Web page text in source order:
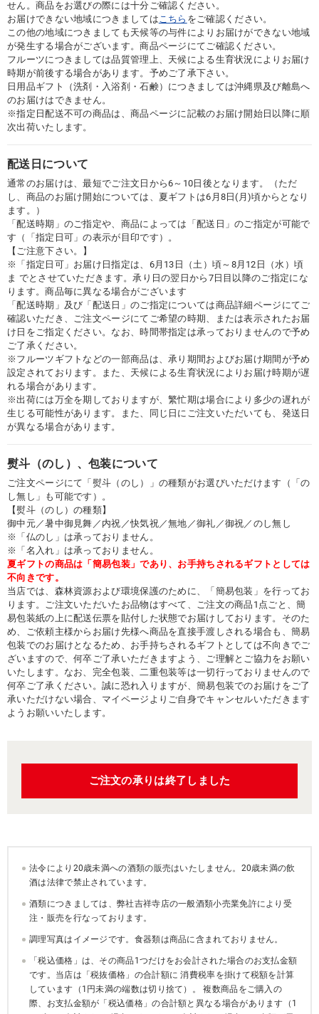
せん。商品をお選びの際には十分ご確認ください。
お届けできない地域につきましては こちら をご確認ください。
この他の地域につきましても天候等の与件によりお届けができない地域
が発生する場合がございます。商品ページにてご確認ください。
フルーツにつきましては品質管理上、天候による生育状況によりお届け
時期が前後する場合があります。予めご了承下さい。
日用品ギフト（洗剤・入浴剤・石鹸）につきましては沖縄県及び離島へ
のお届けはできません。
※指定日配送不可の商品は、商品ページに記載のお届け開始日以降に順
次出荷いたします。
配送日について
通常のお届けは、最短でご注文日から6～10日後となります。（ただ
し、商品のお届け開始については、夏ギフトは6月8日(月)頃からとなり
ます。）
「配送時期」のご指定や、商品によっては「配送日」のご指定が可能で
す（「指定日可」の表示が目印です）。
【ご注意下さい。】
※「指定日可」お届け日指定は、6月13日（土）頃～8月12日（水）頃
ま でとさせていただきます。承り日の翌日から7日目以降のご指定にな
ります。商品毎に異なる場合がございます
「配送時期」及び「配送日」のご指定については商品詳細ページにてご
確認いただき、ご注文ページにてご希望の時期、または表示されたお届
け日をご指定ください。なお、時間帯指定は承っておりませんので予め
ご了承ください。
※フルーツギフトなどの一部商品は、承り期間およびお届け期間が予め
設定されております。また、天候による生育状況によりお届け時期が遅
れる場合があります。
※出荷には万全を期しておりますが、繁忙期は場合により多少の遅れが
生じる可能性があります。また、同じ日にご注文いただいても、発送日
が異なる場合があります。
熨斗（のし）、包装について
ご注文ページにて「熨斗（のし）」の種類がお選びいただけます（「の
し無し」も可能です）。
【熨斗（のし）の種類】
御中元／暑中御見舞／内祝／快気祝／無地／御礼／御祝／のし無し
※「仏のし」は承っておりません。
※「名入れ」は承っておりません。
夏ギフトの商品は「簡易包装」であり、お手持ちされるギフトとしては
不向きです。
当店では、森林資源および環境保護のために、「簡易包装」を行ってお
ります。ご注文いただいたお品物はすべて、ご注文の商品1点ごと、簡
易包装紙の上に配送伝票を貼付した状態でお届けしております。そのた
め、ご依頼主様からお届け先様へ商品を直接手渡しされる場合も、簡易
包装でのお届けとなるため、お手持ちされるギフトとしては不向きでご
ざいますので、何卒ご了承いただきますよう、ご理解とご協力をお願い
いたします。なお、完全包装、二重包装等は一切行っておりませんので
何卒ご了承ください。誠に恐れ入りますが、簡易包装でのお届けをご了
承いただけない場合、マイページよりご自身でキャンセルいただきます
ようお願いいたします。
ご注文の承りは終了しました
法令により20歳未満への酒類の販売はいたしません。20歳未満の飲
酒は法律で禁止されています。
酒類につきましては、弊社吉祥寺店の一般酒類小売業免許により受
注・販売を行なっております。
調理写真はイメージです。食器類は商品に含まれておりません。
「税込価格」は、その商品1つだけをお会計された場合のお支払金額
です。当店は「税抜価格」の合計額に 消費税率を掛けて税額を計算
しています（1円未満の端数は切り捨て）。 複数商品をご購入の
際、お支払金額が「税込価格」の合計額と異なる場合があります（1